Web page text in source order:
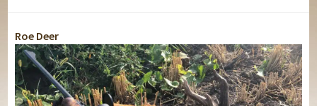
Roe Deer